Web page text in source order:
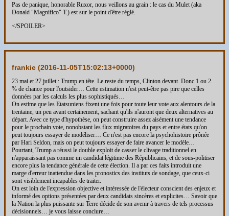
Pas de panique, honorable Ruxor, nous veillons au grain : le cas du Mulet (aka
Donald "Magnifico" T.) est sur le point d'être réglé.
</SPOILER>
frankie (2016-11-05T15:02:13+0000)
23 mai et 27 juillet : Trump en tête. Le reste du temps, Clinton devant. Donc 1 ou 2
% de chance pour l'outsider… Cette estimation n'est peut-être pas pire que celles
données par les calculs les plus sophistiqués…
On estime que les Etatsuniens fixent une fois pour toute leur vote aux alentours de la
trentaine, un peu avant certainement, sachant qu'ils n'auront que deux alternatives au
départ. Avec ce type d'hypothèse, on peut construire assez aisément une tendance
pour le prochain vote, nonobstant les flux migratoires du pays et entre états qu'on
peut toujours essayer de modéliser… Ce n'est pas encore la psychohistoire prônée
par Hari Seldon, mais on peut toujours essayer de faire avancer le modèle…
Pourtant, Trump a réussi le double exploit de casser le clivage traditionnel en
n'apparaissant pas comme un candidat légitime des Républicains, et de sous-politiser
encore plus la tendance générale de cette élection. Il a par ces faits introduit une
marge d'erreur inattendue dans les pronostics des instituts de sondage, que ceux-ci
sont visiblement incapables de traiter.
On est loin de l'expression objective et intéressée de l'électeur conscient des enjeux et
informé des options présentées par deux candidats sincères et explicites… Savoir que
la Nation la plus puissante sur Terre décide de son avenir à travers de tels processus
décisionnels… je vous laisse conclure…